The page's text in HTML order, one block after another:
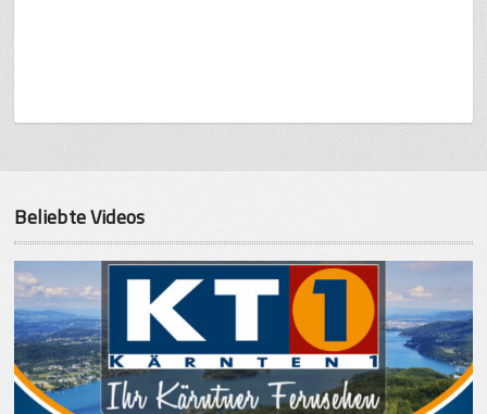
Beliebte Videos